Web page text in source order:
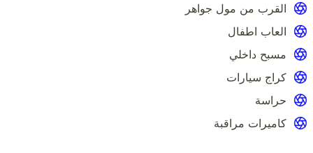
القرب من مول جواهر
العاب اطفال
مسبح داخلي
كراج سيارات
حراسة
كاميرات مراقبة